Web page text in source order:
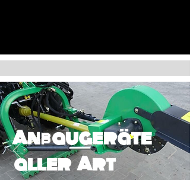
Anbaugeräte
aller Art